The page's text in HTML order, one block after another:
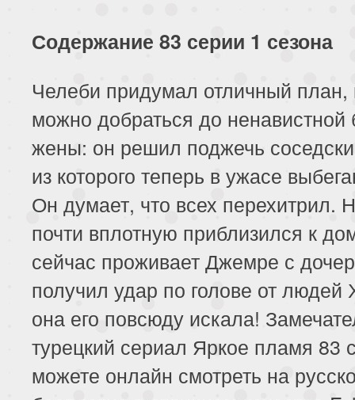
Содержание 83 серии 1 сезона
Челеби придумал отличный план,
можно добраться до
жены: он решил поджечь
из которого теперь в ужасе
Он думает, что всех перехитрил.
почти вплотную приблизился к
сейчас проживает Джемре с
получил удар по голове от людей
она его повсюду искала!
турецкий сериал Яркое пламя 83
можете онлайн смотреть на